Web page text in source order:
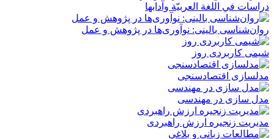
دراسات في اللغة العربيّة وآدابها
روان‌شناسی بالینی: نوآوری‌ها در پژوهش و عمل
شیمى کاربردى روز
مدلسازی اقتصادسنجی
مدل سازی در مهندسی
مدیریت زنجیره ارزش راهبردی